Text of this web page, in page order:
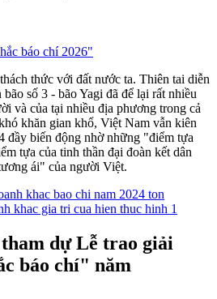
báo chí 2026"
thức với đất nước ta. Thiên tai diễn
số 3 - bão Yagi đã để lại rất nhiều
và của tại nhiều địa phương trong cả
khăn gian khổ, Việt Nam vẫn kiên
đầy biến động nhờ những "điểm tựa
tựa của tinh thần đại đoàn kết dân
ái" của người Việt.
dự Lễ trao giải
báo chí" năm